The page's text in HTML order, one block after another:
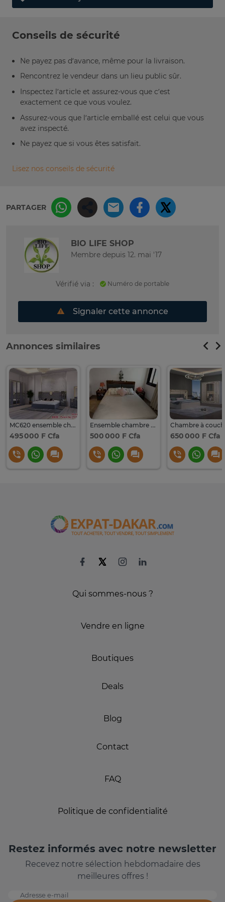
Conseils de sécurité
Ne payez pas d’avance, même pour la livraison.
Rencontrez le vendeur dans un lieu public sûr.
Inspectez l’article et assurez-vous que c’est
exactement ce que vous voulez.
Assurez-vous que l’article emballé est celui que vous
avez inspecté.
Ne payez que si vous êtes satisfait.
Lisez nos conseils de sécurité
PARTAGER
BIO LIFE SHOP
Membre depuis 12. mai '17
Vérifié via : Numéro de portable
Signaler cette annonce
Annonces similaires
MC620 ensemble chambre moderne blanc et doré
495 000 F Cfa
Ensemble chambre complet
500 000 F Cfa 650 000 F Cfa
Qui sommes-nous ?
Vendre en ligne
Boutiques
Deals
Blog
Contact
FAQ
Politique de confidentialité
Restez informés avec notre newsletter
Recevez notre sélection hebdomadaire des
meilleures offres !
Adresse e-mail